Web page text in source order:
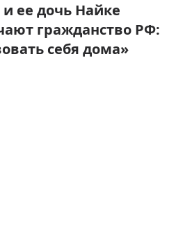
ее дочь Найке
гражданство РФ:
себя дома»